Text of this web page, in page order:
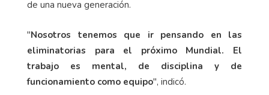
de una nueva generación.
"Nosotros tenemos que ir pensando en las
eliminatorias para el próximo Mundial. El
trabajo es mental, de disciplina y de
funcionamiento como equipo", indicó.